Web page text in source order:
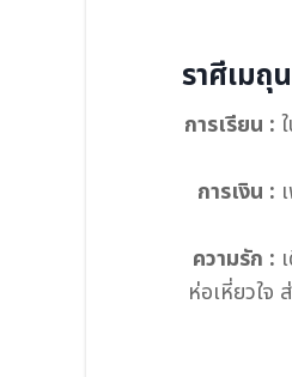
ราศีเม
การเรียน :
การเงิน :
ความรัก :
ห่อเหี่ยวใจ